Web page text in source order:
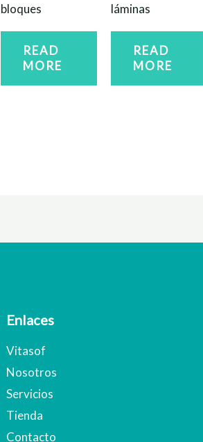
bloques
READ
MORE
láminas
READ
MORE
Enlaces
Vitasof
Nosotros
Servicios
Tienda
Contacto